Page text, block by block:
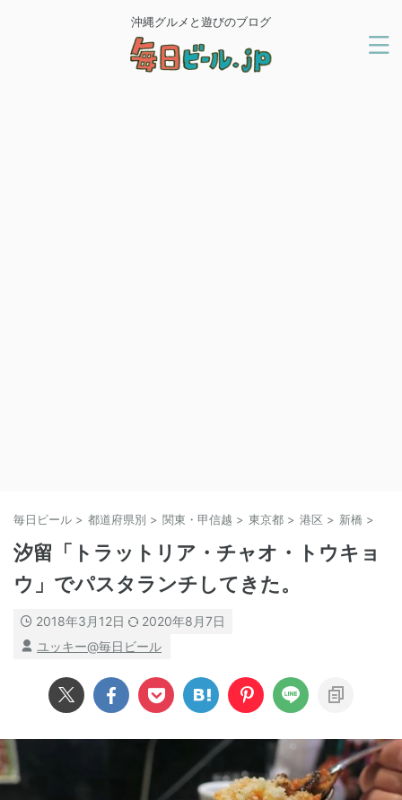
沖縄グルメと遊びのブログ
毎日ビール > 都道府県別 > 関東・甲信越 > 東京都 > 港区 > 新橋 >
汐留「トラットリア・チャオ・トウキョ
ウ」でパスタランチしてきた。
2018年3月12日
2020年8月7日
ユッキー@毎日ビール